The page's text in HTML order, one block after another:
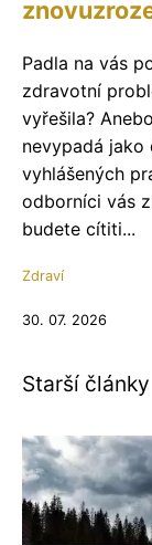
Padla na vás
zdravotní
vyřešila?
nevypadá
vyhlášených
odborníci vás
budete cítiti...
Zdraví
30. 07. 2026
Starší články